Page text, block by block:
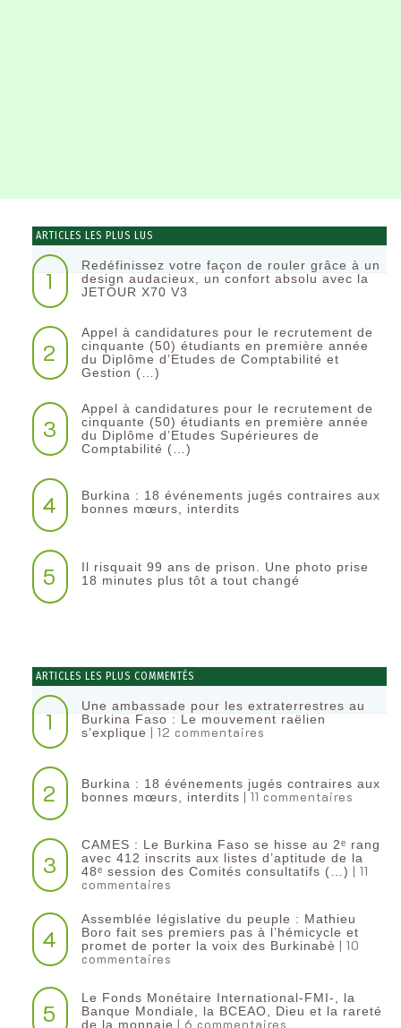
ARTICLES LES PLUS LUS
1
Redéfinissez votre façon de rouler grâce à un
design audacieux, un confort absolu avec la
JETOUR X70 V3
2
Appel à candidatures pour le recrutement de
cinquante (50) étudiants en première année
du Diplôme d’Etudes de Comptabilité et
Gestion (…)
3
Appel à candidatures pour le recrutement de
cinquante (50) étudiants en première année
du Diplôme d’Etudes Supérieures de
Comptabilité (…)
4
Burkina : 18 événements jugés contraires aux
bonnes mœurs, interdits
5
Il risquait 99 ans de prison. Une photo prise
18 minutes plus tôt a tout changé
ARTICLES LES PLUS COMMENTÉS
1
Une ambassade pour les extraterrestres au
Burkina Faso : Le mouvement raëlien
s’explique | 12 commentaires
2
Burkina : 18 événements jugés contraires aux
bonnes mœurs, interdits | 11 commentaires
3
CAMES : Le Burkina Faso se hisse au 2ᵉ rang
avec 412 inscrits aux listes d’aptitude de la
48ᵉ session des Comités consultatifs (…) | 11
commentaires
4
Assemblée législative du peuple : Mathieu
Boro fait ses premiers pas à l’hémicycle et
promet de porter la voix des Burkinabè | 10
commentaires
5
Le Fonds Monétaire International-FMI-, la
Banque Mondiale, la BCEAO, Dieu et la rareté
de la monnaie | 6 commentaires